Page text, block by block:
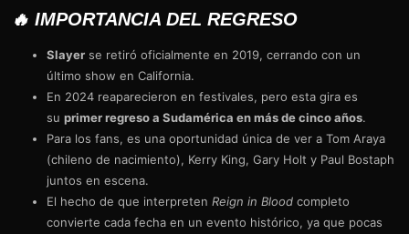
🔥 IMPORTANCIA DEL REGRESO
Slayer se retiró oficialmente en 2019, cerrando con un
último show en California.
En 2024 reaparecieron en festivales, pero esta gira es
su primer regreso a Sudamérica en más de cinco años.
Para los fans, es una oportunidad única de ver a Tom Araya
(chileno de nacimiento), Kerry King, Gary Holt y Paul Bostaph
juntos en escena.
El hecho de que interpreten Reign in Blood completo
convierte cada fecha en un evento histórico, ya que pocas